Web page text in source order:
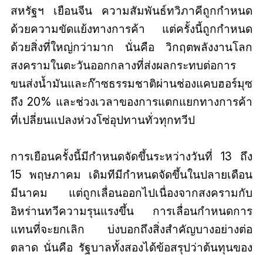
สหรัฐฯ เยือนจีน ความสัมพันธ์ทวิภาคีถูกกำหนด
ด้วยความขัดแย้งทางการค้า แต่ครั้งนี้ถูกกำหนด
ด้วยสิ่งที่ใหญ่กว่ามาก นั่นคือ วิกฤตพลังงานโลก
สงครามในตะวันออกกลางที่ส่งผลกระทบต่อการ
ขนส่งน้ำมันและก๊าซธรรมชาติผ่านช่องแคบฮอร์มุซ
ถึง 20% และช่วงเวลาของการแตกแยกทางการค้า
ที่เปลี่ยนแปลงห่วงโซ่อุปทานทั่วทุกทวีป
การเยือนครั้งนี้มีกำหนดจัดขึ้นระหว่างวันที่ 13 ถึง
15 พฤษภาคม เดิมทีมีกำหนดจัดขึ้นในปลายเดือน
มีนาคม แต่ถูกเลื่อนออกไปเนื่องจากสงครามกับ
อิหร่านทวีความรุนแรงขึ้น การเลื่อนกำหนดการ
แทนที่จะยกเลิก บ่งบอกถึงสิ่งสำคัญบางอย่างต่อ
ตลาด นั่นคือ รัฐบาลทั้งสองได้ข้อสรุปว่าต้นทุนของ